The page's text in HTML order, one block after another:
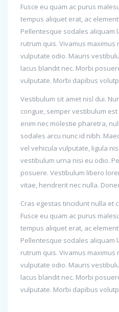
Fusce eu quam ac purus
tempus aliquet erat, ac
Pellentesque sodales aliquam
rutrum quis. Vivamus maximus
vulputate odio. Mauris
lacus blandit nec. Morbi
vulputate. Morbi dapibus
Vestibulum sit amet nisl dui.
congue, semper vestibulum
enim nec molestie pharetra,
sodales arcu nunc id nibh.
vel vehicula vulputate, ligula
vestibulum urna nisi eu odio.
posuere. Vestibulum libero
vitae, hendrerit nec nulla.
Cras egestas tincidunt nulla et
Fusce eu quam ac purus
tempus aliquet erat, ac
Pellentesque sodales aliquam
rutrum quis. Vivamus maximus
vulputate odio. Mauris
lacus blandit nec. Morbi
vulputate. Morbi dapibus